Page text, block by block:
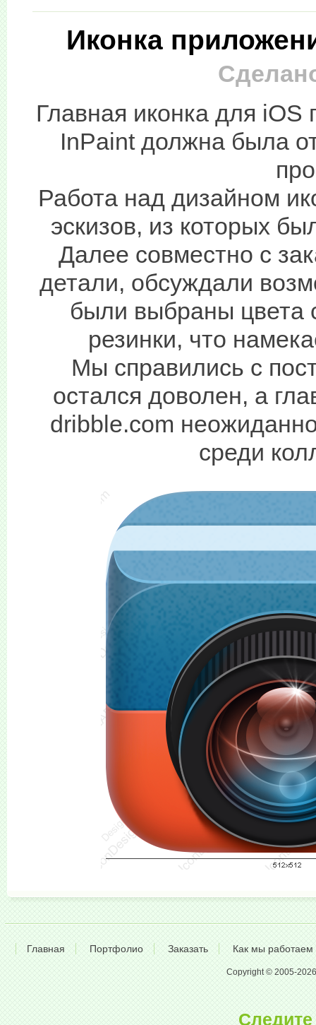
Иконка
Главная иконка для
InPaint должна была
Работа над дизайном
эскизов, из которых
Далее совместно с
детали, обсуждали
были выбраны цвета
резинки, что
Мы справились с
остался доволен, а
dribble.com
среди
Главная Портфолио Заказать Как мы работаем
Copyright © 2005-